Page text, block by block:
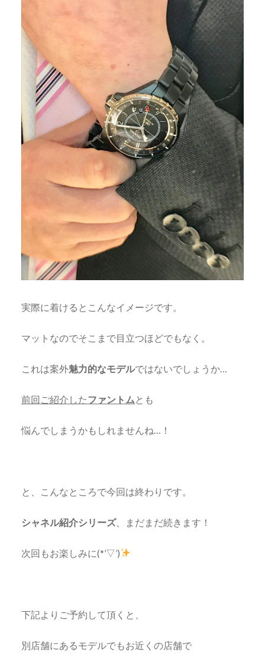
実際に着けるとこんなイメージです。
マットなのでそこまで目立つほどでもなく。
これは案外魅力的なモデルではないでしょうか…
前回ご紹介したファントム とも
悩んでしまうかもしれませんね…！
と、こんなところで今回は終わりです。
シャネル紹介シリーズ、まだまだ続きます！
次回もお楽しみに(*’▽’)
下記よりご予約して頂くと、
別店舗にあるモデルでもお近くの店舗で